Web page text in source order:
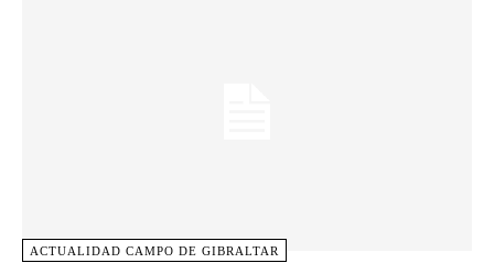
ACTUALIDAD CAMPO DE GIBRALTAR